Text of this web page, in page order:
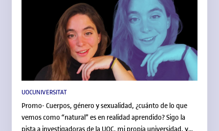
UOCUNIVERSITAT
Promo- Cuerpos, género y sexualidad, ¿cuánto de lo que
vemos como “natural” es en realidad aprendido? Sigo la
pista a investigadoras de la UOC, mi propia universidad, y